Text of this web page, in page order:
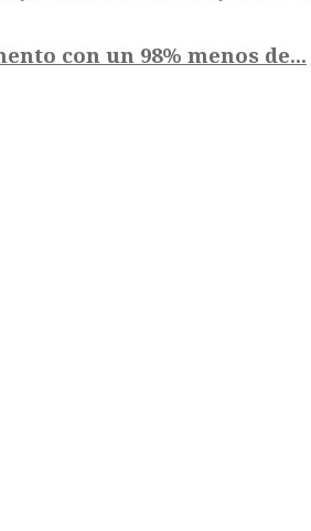
con un 98% menos de...